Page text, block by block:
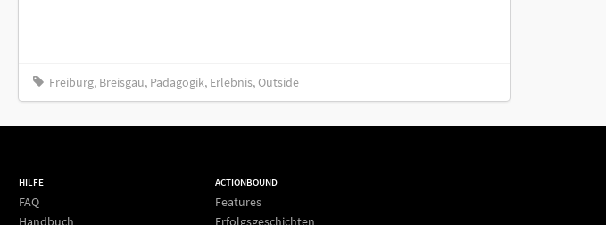
Freiburg, Breisgau, Pädagogik, Erlebnis, Outside
HILFE
FAQ
Handbuch
ACTIONBOUND
Features
Erfolgsgeschichten